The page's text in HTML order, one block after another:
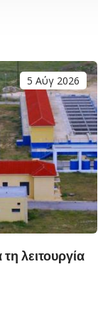
5 Αύγ 2026
λειτουργία